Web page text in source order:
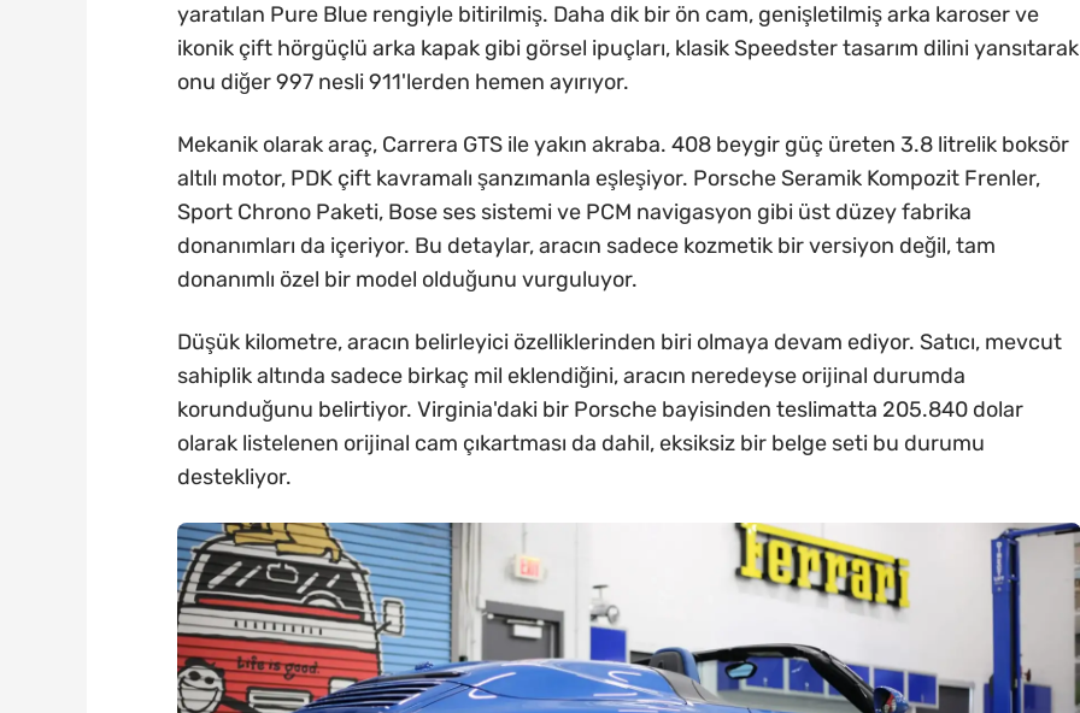
yaratılan Pure Blue rengiyle bitirilmiş. Daha dik bir ön cam, genişletilmiş arka karoser ve
ikonik çift hörgüçlü arka kapak gibi görsel ipuçları, klasik Speedster tasarım dilini yansıtarak
onu diğer 997 nesli 911'lerden hemen ayırıyor.
Mekanik olarak araç, Carrera GTS ile yakın akraba. 408 beygir güç üreten 3.8 litrelik boksör
altılı motor, PDK çift kavramalı şanzımanla eşleşiyor. Porsche Seramik Kompozit Frenler,
Sport Chrono Paketi, Bose ses sistemi ve PCM navigasyon gibi üst düzey fabrika
donanımları da içeriyor. Bu detaylar, aracın sadece kozmetik bir versiyon değil, tam
donanımlı özel bir model olduğunu vurguluyor.
Düşük kilometre, aracın belirleyici özelliklerinden biri olmaya devam ediyor. Satıcı, mevcut
sahiplik altında sadece birkaç mil eklendiğini, aracın neredeyse orijinal durumda
korunduğunu belirtiyor. Virginia'daki bir Porsche bayisinden teslimatta 205.840 dolar
olarak listelenen orijinal cam çıkartması da dahil, eksiksiz bir belge seti bu durumu
destekliyor.